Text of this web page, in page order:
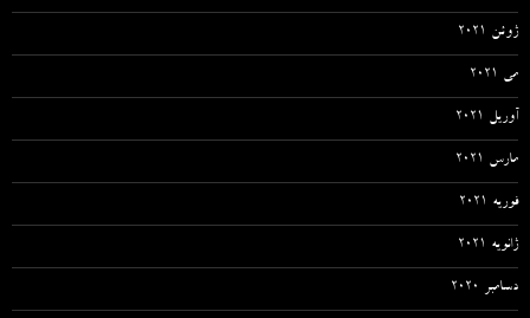
ژوئن 2021
می 2021
آوریل 2021
مارس 2021
فوریه 2021
ژانویه 2021
دسامبر 2020